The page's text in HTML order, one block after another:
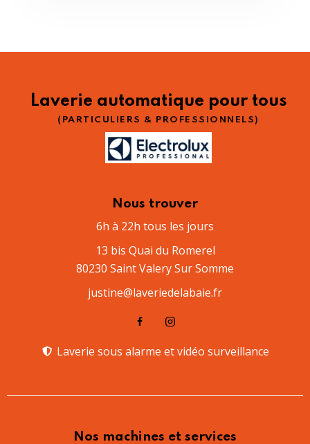
Laverie automatique pour tous
(PARTICULIERS & PROFESSIONNELS)
Nous trouver
6h à 22h tous les jours
13 bis Quai du Romerel
80230 Saint Valery Sur Somme
justine@laveriedelabaie.fr
Laverie sous alarme et vidéo surveillance​
Nos machines et services